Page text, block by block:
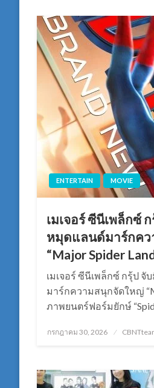
ENTERTAIN MOVIE
เมเจอร์ ซีนีเพล็กซ์
หมุดแลนด์มาร์กค
“Major Spider
เมเจอร์ ซีนีเพล็กซ์ กรุ้ป
มาร์กความสนุกจัดใหญ่
ภาพยนตร์ฟอร์มยักษ์
Posted
กรกฎาคม 30, 2026